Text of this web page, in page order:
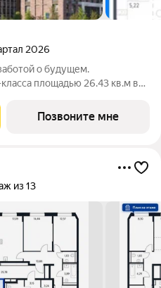
2026
о будущем.
площадью 26.43 кв.м в
сдает квартиры с
Позвоните мне
из 13